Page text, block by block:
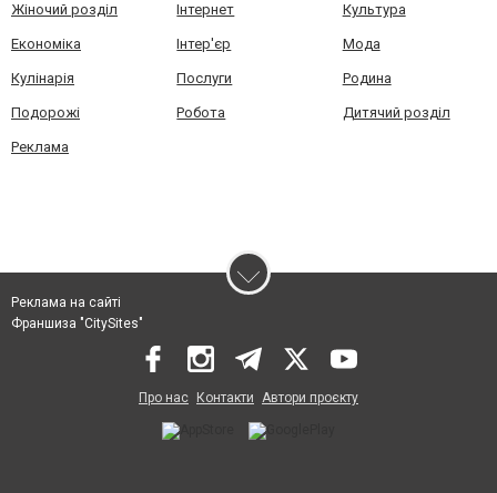
Жіночий розділ Інтернет Культура
Економіка Інтер'єр Мода
Кулінарія Послуги Родина
Подорожі Робота Дитячий розділ
Реклама
Реклама на сайті
Франшиза "CitySites"
Про нас Контакти Автори проєкту